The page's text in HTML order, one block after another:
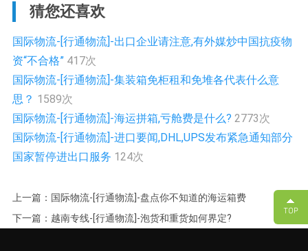
猜您还喜欢
国际物流-[行通物流]-出口企业请注意,有外媒炒中国抗疫物
资“不合格” 417次
国际物流-[行通物流]-集装箱免柜租和免堆各代表什么意
思？ 1589次
国际物流-[行通物流]-海运拼箱,亏舱费是什么? 2773次
国际物流-[行通物流]-进口要闻,DHL,UPS发布紧急通知部分
国家暂停进出口服务 124次
上一篇：国际物流-[行通物流]-盘点你不知道的海运箱费
下一篇：越南专线-[行通物流]-泡货和重货如何界定?